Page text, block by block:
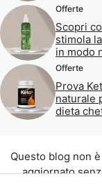
Offerte
Scopri
stimola
in modo
Offerte
Prova
naturale
dieta
Questo blog non
aggiornato